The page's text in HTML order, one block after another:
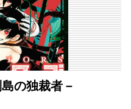
の独裁者－